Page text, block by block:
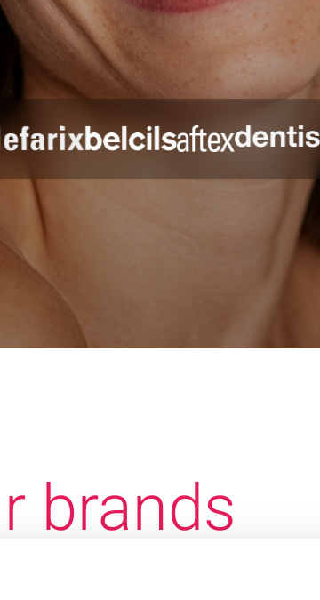
brands
matters most: people's